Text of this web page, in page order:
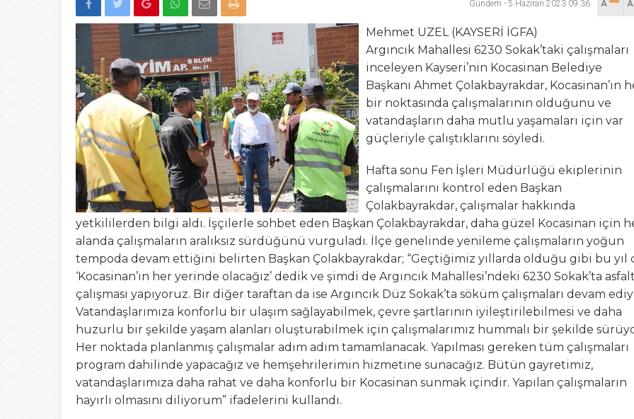
22:00 Düzce’de “Yetki Alanı” Tartışması: Belediye Başkanı Özlü’ye Yönelik Sözlere
Tepki
13:23 Şafak Engin’den “asılsız haber” açıklaması
15:02 Türk Avcıları Kütahya Valisine tepki gösterdi
00:22 Yığılca’da Patpat Kazası: 3’ü Çocuk 7 Kişi Yaralandı
23:50 Akçakoca’da boğulma paniği
Gündem - 5 Haziran 2023 09:36 A
Mehmet UZEL (KAYSERİ İGFA)
Argıncık Mahallesi 6230 Sokak’taki çalışmaları
inceleyen Kayseri’nin Kocasinan Belediye
Başkanı Ahmet Çolakbayrakdar, Kocasinan’ın
bir noktasında çalışmalarının olduğunu ve
vatandaşların daha mutlu yaşamaları için var
güçleriyle çalıştıklarını söyledi.
Hafta sonu Fen İşleri Müdürlüğü ekiplerinin
çalışmalarını kontrol eden Başkan
Çolakbayrakdar, çalışmalar hakkında
yetkililerden bilgi aldı. İşçilerle sohbet eden Başkan Çolakbayrakdar, daha güzel Kocasinan için
alanda çalışmaların aralıksız sürdüğünü vurguladı. İlçe genelinde yenileme çalışmaların yoğun
tempoda devam ettiğini belirten Başkan Çolakbayrakdar; “Geçtiğimiz yıllarda olduğu gibi bu yıl
‘Kocasinan’ın her yerinde olacağız’ dedik ve şimdi de Argıncık Mahallesi’ndeki 6230 Sokak’ta
çalışması yapıyoruz. Bir diğer taraftan da ise Argıncık Düz Sokak’ta söküm çalışmaları devam
Vatandaşlarımıza konforlu bir ulaşım sağlayabilmek, çevre şartlarının iyileştirilebilmesi ve daha
huzurlu bir şekilde yaşam alanları oluşturabilmek için çalışmalarımız hummalı bir şekilde
Her noktada planlanmış çalışmalar adım adım tamamlanacak. Yapılması gereken tüm çalışmaları
program dahilinde yapacağız ve hemşehrilerimin hizmetine sunacağız. Bütün gayretimiz,
vatandaşlarımıza daha rahat ve daha konforlu bir Kocasinan sunmak içindir. Yapılan çalışmaların
hayırlı olmasını diliyorum” ifadelerini kullandı.